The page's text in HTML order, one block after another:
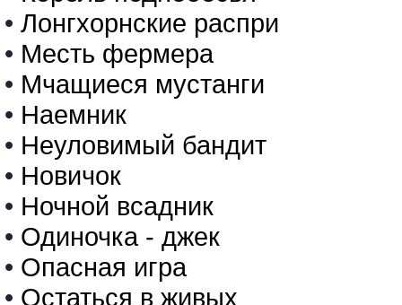
• Лонгхорнские распри
• Месть фермера
• Мчащиеся мустанги
• Наемник
• Неуловимый бандит
• Новичок
• Ночной всадник
• Одиночка - джек
• Опасная игра
• Остаться в живых